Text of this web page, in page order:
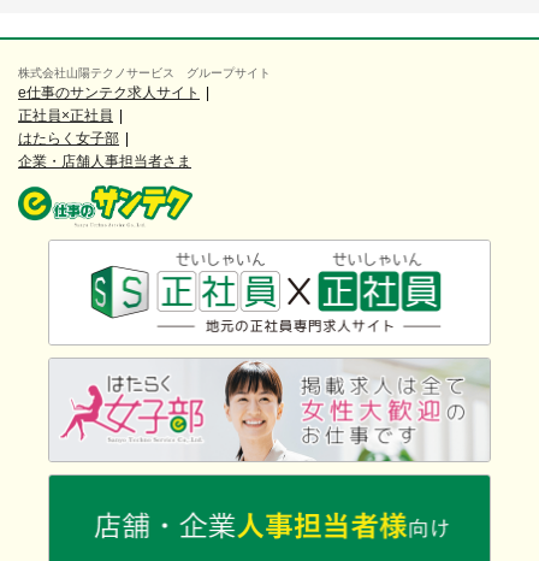
株式会社山陽テクノサービス グループサイト
e仕事のサンテク求人サイト
正社員×正社員
はたらく女子部
企業・店舗人事担当者さま